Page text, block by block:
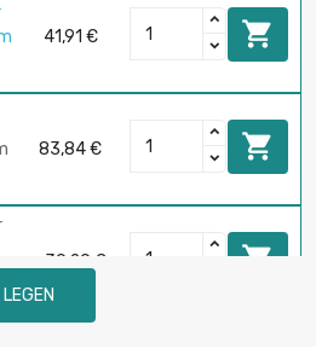
41,91 € 
83,84 € 
39,29 € 
LEGEN